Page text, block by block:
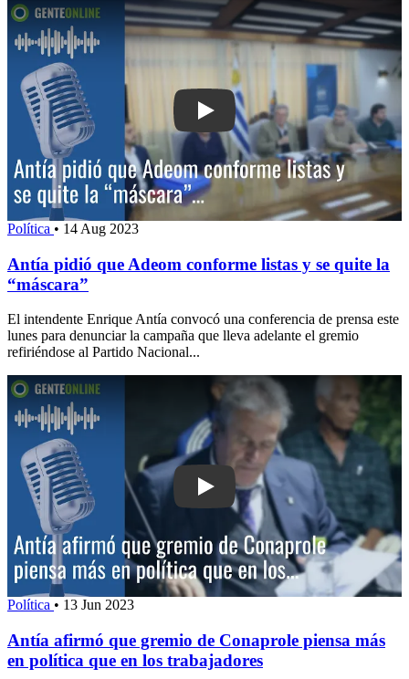
Play: Antía pidió que Adeom
Política • 14 Aug 2023
Antía pidió que Adeom conforme listas y se quite la
“máscara”
El intendente Enrique Antía convocó una conferencia de prensa este
lunes para denunciar la campaña que lleva adelante el gremio
refiriéndose al Partido Nacional...
Play: Antía afirmó que gremio de
Política • 13 Jun 2023
Antía afirmó que gremio de Conaprole piensa más
en política que en los trabajadores